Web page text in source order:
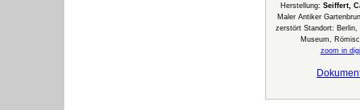
Herstellung: Seiffert,
Maler Antiker
zerstört Standort: Berlin,
Museum,
zoom in